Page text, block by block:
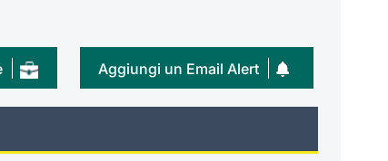
Aggiungi un Email Alert